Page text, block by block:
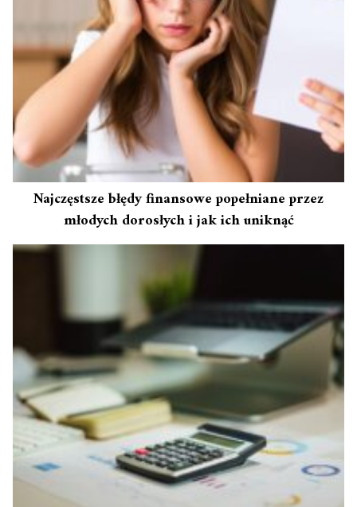
Najczęstsze błędy finansowe popełniane przez
młodych dorosłych i jak ich uniknąć